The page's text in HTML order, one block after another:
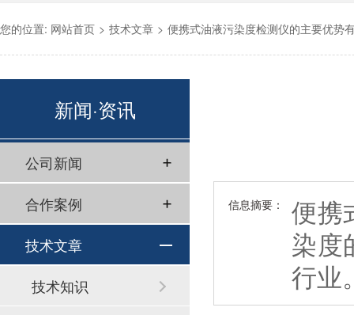
您的位置: 网站首页 > 技术文章 > 便携式油液污染度检测仪的主要优势
信息摘要：
便携
染度
行业
新闻·资讯
公司新闻
合作案例
技术文章
技术知识